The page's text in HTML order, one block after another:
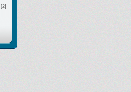
[2]